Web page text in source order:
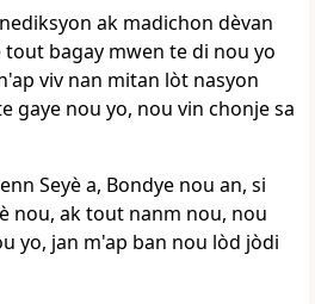
ak madichon dèvan
tout bagay mwen te di nou yo
viv nan mitan lòt nasyon
gaye nou yo, nou vin chonje sa
Seyè a, Bondye nou an, si
nou, ak tout nanm nou, nou
yo, jan m'ap ban nou lòd jòdi